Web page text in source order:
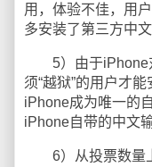
用，体验不佳，用
多安装了第三方中文
5）由于iPhone
须“越狱”的用户才
iPhone成为唯一的
iPhone自带的中文
6）从投票数量上